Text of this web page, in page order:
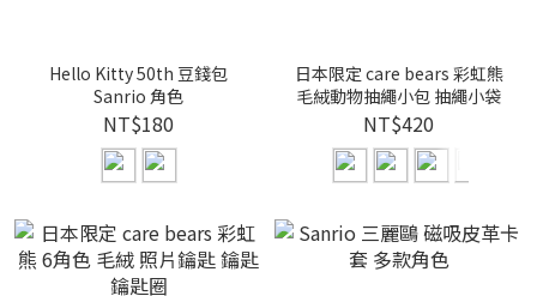
Hello Kitty 50th 豆錢包
Sanrio 角色
NT$180
日本限定 care bears 彩虹熊
毛絨動物抽繩小包 抽繩小袋
NT$420